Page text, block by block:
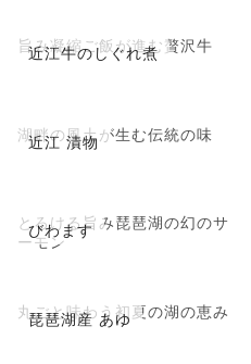
近江牛のしぐれ煮
旨み凝縮ご飯が進む贅沢牛
近江 漬物
湖畔の風土が生む伝統の味
びわます
とろける旨み琵琶湖の幻のサ
ーモン
琵琶湖産 あゆ
丸ごと味わう初夏の湖の恵み